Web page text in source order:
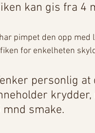
kan gis fra 4
pimpet den opp
for enkelheten
personlig
mnd smake.